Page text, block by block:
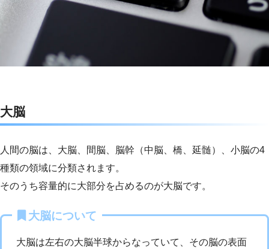
大脳
人間の脳は、大脳、間脳、脳幹（中脳、橋、延髄）、小脳の4
種類の領域に分類されます。
そのうち容量的に大部分を占めるのが大脳です。
大脳について
大脳は左右の大脳半球からなっていて、その脳の表面